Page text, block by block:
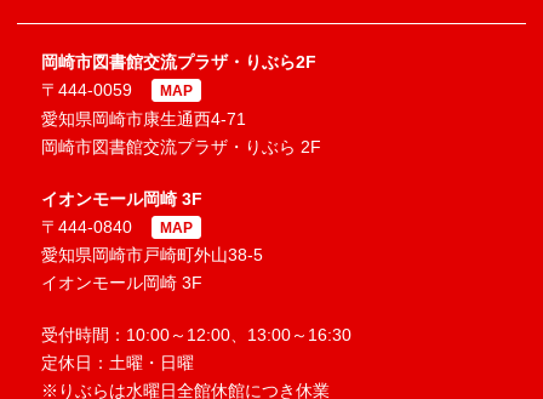
岡崎市図書館交流プラザ・りぶら2F
〒444-0059
MAP
愛知県岡崎市康生通西4-71
岡崎市図書館交流プラザ・りぶら 2F
イオンモール岡崎 3F
〒444-0840
MAP
愛知県岡崎市戸崎町外山38-5
イオンモール岡崎 3F
受付時間：10:00～12:00、13:00～16:30
定休日：土曜・日曜
※りぶらは水曜日全館休館につき休業